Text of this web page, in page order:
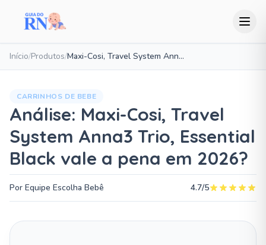
Início/Produtos/ Maxi-Cosi, Travel System Anna3 Trio, Essential Black
CARRINHOS DE BEBE
Análise: Maxi-Cosi, Travel
System Anna3 Trio, Essential
Black vale a pena em 2026?
Por Equipe Escolha Bebê 4.7/5